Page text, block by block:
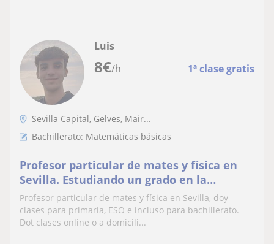
8€/h 1ª clase gratis
Luis
Sevilla Capital, Gelves, Mair...
Bachillerato: Matemáticas básicas
Profesor particular de mates y física en
Sevilla. Estudiando un grado en la
Universidad de Sevilla
Profesor particular de mates y física en Sevilla, doy
clases para primaria, ESO e incluso para bachillerato.
Dot clases online o a domicili...